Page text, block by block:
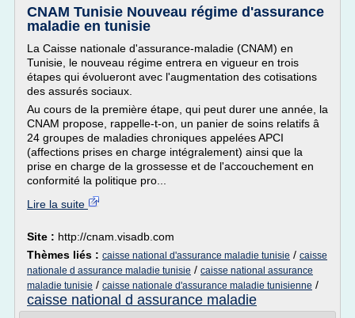
CNAM Tunisie Nouveau régime d'assurance
maladie en tunisie
La Caisse nationale d'assurance-maladie (CNAM) en
Tunisie, le nouveau régime entrera en vigueur en trois
étapes qui évolueront avec l'augmentation des cotisations
des assurés sociaux.
Au cours de la première étape, qui peut durer une année, la
CNAM propose, rappelle-t-on, un panier de soins relatifs â
24 groupes de maladies chroniques appelées APCI
(affections prises en charge intégralement) ainsi que la
prise en charge de la grossesse et de l'accouchement en
conformité la politique pro...
Lire la suite
Site : http://cnam.visadb.com
Thèmes liés : caisse national d'assurance maladie tunisie / caisse
nationale d assurance maladie tunisie / caisse national assurance
maladie tunisie / caisse nationale d'assurance maladie tunisienne /
caisse national d assurance maladie